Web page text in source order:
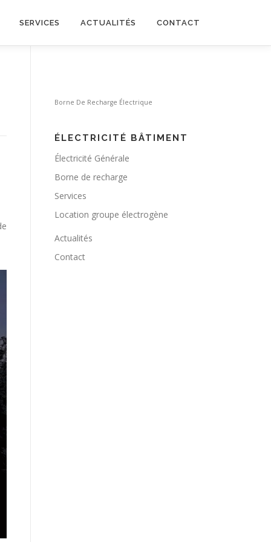
SERVICES ACTUALITÉS CONTACT
Borne De Recharge Électrique
ÉLECTRICITÉ BÂTIMENT
Électricité Générale
Borne de recharge
Services
Location groupe électrogène
Actualités
Contact